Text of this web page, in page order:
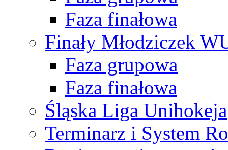
Faza finałowa
Finały Młodziczek
Faza grupowa
Faza finałowa
Śląska Liga Unihokeja
Terminarz i System